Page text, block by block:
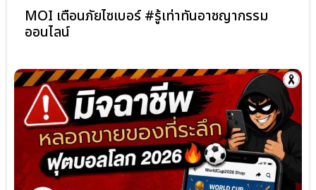
MOI เตือนภัยไซเบอร์ #รู้เท่าทันอาชญากรรม
ออนไลน์